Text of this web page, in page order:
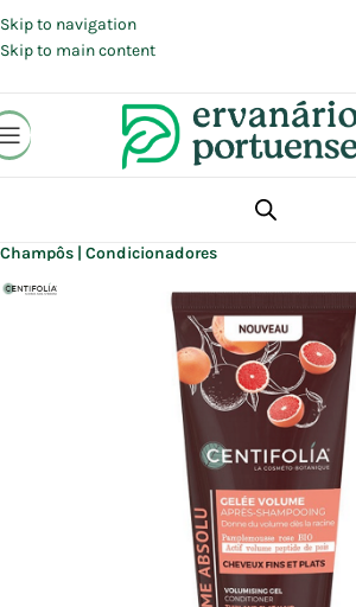
Skip to navigation
Skip to main content
Beleza | Cosmética | Higiene
Champôs | Condicionadores